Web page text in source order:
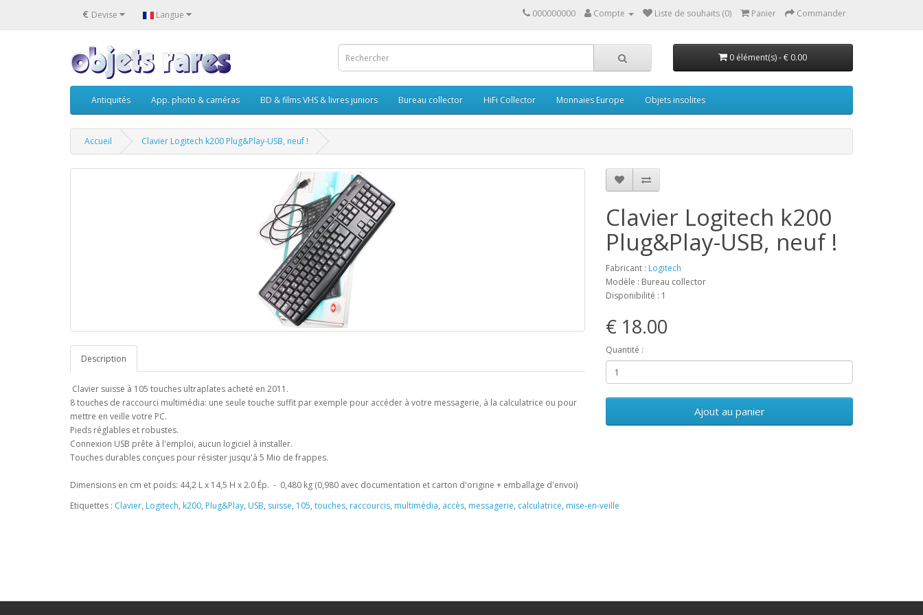
€ Devise Langue 000000000 Compte Liste de souhaits (0) Panier Commander
0 élément(s) - € 0.00
Antiquités App. photo & caméras BD & films VHS & livres juniors Bureau collector HiFi Collector Monnaies Europe Objets insolites
Accueil Clavier Logitech k200 Plug&Play-USB, neuf !
Description
Clavier suisse à 105 touches ultraplates acheté en 2011.
8 touches de raccourci multimédia: une seule touche suffit par exemple pour accéder à votre messagerie, à la calculatrice ou pour
mettre en veille votre PC.
Pieds réglables et robustes.
Connexion USB prête à l'emploi, aucun logiciel à installer.
Touches durables conçues pour résister jusqu'à 5 Mio de frappes.
Dimensions en cm et poids: 44,2 L x 14,5 H x 2.0 Ép. - 0,480 kg (0,980 avec documentation et carton d'origine + emballage d'envoi)
Clavier Logitech k200
Plug&Play-USB, neuf !
Fabricant : Logitech
Modèle : Bureau collector
Disponibilité : 1
€ 18.00
Quantité :
Ajout au panier
Etiquettes : Clavier, Logitech, k200, Plug&Play, USB, suisse, 105, touches, raccourcis, multimédia, accès, messagerie, calculatrice, mise-en-veille